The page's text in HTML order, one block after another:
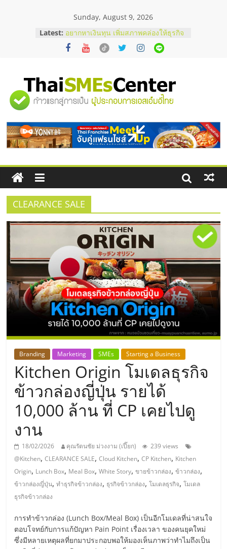
Sunday, August 9, 2026
Latest: อยากหาเงินทุน เพิ่มสภาพคล่องให้ธุรกิจ
เริ่มยังไงให้ผ่านฉลุย
สัมมนาออนไลน์ โอกาสบริหารสถานี
ThaiFranchise Meet Up จับคู่แฟรน
ไชส์ ครั้งที่ 8
ร้านเครื่องเสียงคุณภาพสูง พร้อม
บริษัท Cybersecurity ในไทยที่ไหนดี?
วิธีเลือกผู้ให้บริการให้คุ้มค่าและตอบ
โจทย์ธุรกิจ
"ศูนย์
รวม
ข้อมูล
ธุรกิจ
SME
แห่ง
ประเทศไทย,
ThaiSMEsCenter,
รวม
ธุรกิจ
เอ
ส
เอ็
มอี
ไทย,
SMEs,
CLEARANCE SALE
Branding Marketing SMEs Starting a Business
Kitchen Origin โมเดลธุรกิจ
ข้าวกล่องญี่ปุ่น รายได้
10,000 ล้าน ที่ CP เคยไปดู
งาน
18/02/2026 คุณรัตนชัย ม่วงงาม (เปี๊ยก)
239 views
@Kitchen,CLEARANCE SALE,Cloud Kitchen,CP Kitchen, Kitchen
Origin, Lunch Box, Meal Box,White Story,ขายข้าวกล่อง,ข้าวกล่อง,
ข้าวกล่องญี่ปุ่น,ทำธุรกิจข้าวกล่อง, ธุรกิจข้าวกล่อง,โมเดลธุรกิจ,โมเดล
ธุรกิจข้าวกล่อง
การทำข้าวกล่อง (Lunch Box/Meal Box) เป็นอีกโมเดลที่น่าสนใจ
ตอบโจทย์กับการแก้ปัญหา Pain Point เรื่องเวลา ของคนยุคใหม่
ซึ่งมีหลายเหตุผลที่ยกมาประกอบพอให้มองเห็นภาพว่าทำไมถึงเป็น